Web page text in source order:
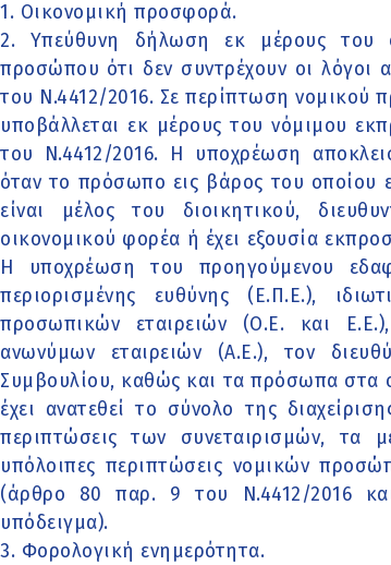
1. Οικονομική προσφορά.
2. Υπεύθυνη δήλωση εκ μέρους του
προσώπου ότι δεν συντρέχουν οι
του Ν.4412/2016. Σε περίπτωση
υποβάλλεται εκ μέρους του νόμιμου
του Ν.4412/2016. Η υποχρέωση
όταν το πρόσωπο εις βάρος του οποίου
είναι μέλος του διοικητικού,
οικονομικού φορέα ή έχει εξουσία
Η υποχρέωση του προηγούμενου
περιορισμένης ευθύνης (Ε.Π.Ε.),
προσωπικών εταιρειών (Ο.Ε. και
ανωνύμων εταιρειών (Α.Ε.), τον
Συμβουλίου, καθώς και τα πρόσωπα στα
έχει ανατεθεί το σύνολο της
περιπτώσεις των συνεταιρισμών, τα
υπόλοιπες περιπτώσεις νομικών
(άρθρο 80 παρ. 9 του Ν.4412/2016
υπόδειγμα).
3. Φορολογική ενημερότητα.